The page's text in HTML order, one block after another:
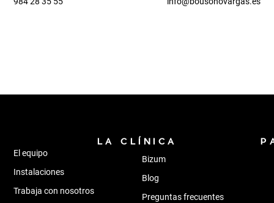
LA CLÍNICA
El equipo
Instalaciones
Trabaja con nosotros
Bizum
Blog
Preguntas frecuentes